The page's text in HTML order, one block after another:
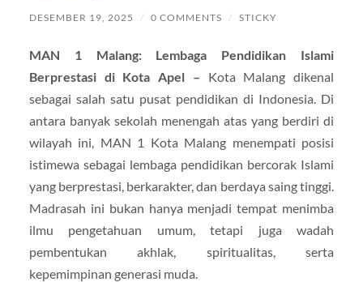
DESEMBER 19, 2025 / 0 COMMENTS / STICKY
MAN 1 Malang: Lembaga Pendidikan Islami
Berprestasi di Kota Apel – Kota Malang dikenal
sebagai salah satu pusat pendidikan di Indonesia. Di
antara banyak sekolah menengah atas yang berdiri di
wilayah ini, MAN 1 Kota Malang menempati posisi
istimewa sebagai lembaga pendidikan bercorak Islami
yang berprestasi, berkarakter, dan berdaya saing tinggi.
Madrasah ini bukan hanya menjadi tempat menimba
ilmu pengetahuan umum, tetapi juga wadah
pembentukan akhlak, spiritualitas, serta
kepemimpinan generasi muda.